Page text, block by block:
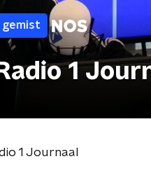
gemist
1
1 Journaal